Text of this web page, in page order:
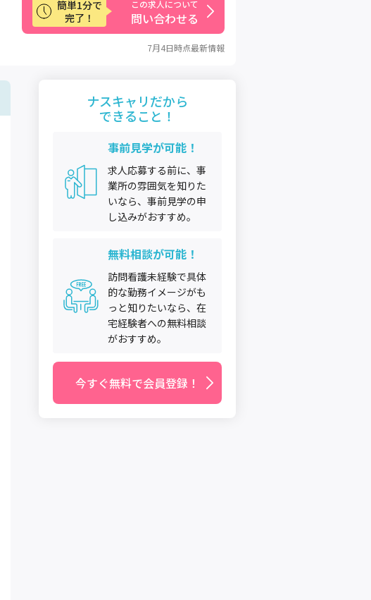
簡単1分で
完了！
この求人について
問い合わせる
7月4日時点最新情報
ナスキャリだから
できること！
事前見学が可能！
求人応募する前に、事
業所の雰囲気を知りた
いなら、事前見学の申
し込みがおすすめ。
無料相談が可能！
訪問看護未経験で具体
的な勤務イメージがも
っと知りたいなら、在
宅経験者への無料相談
がおすすめ。
今すぐ無料で会員登録！